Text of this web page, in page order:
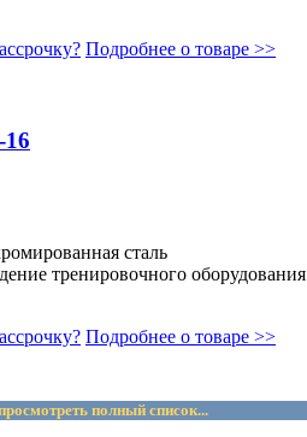
Подробнее о товаре >>
сталь
тренировочного оборудования
Подробнее о товаре >>
полный список...